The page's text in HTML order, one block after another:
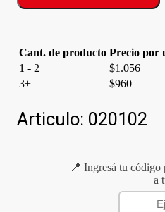
Cant. de producto Precio por
1 - 2
$1.056
3+
$960
Articulo: 020102
📍 Ingresá tu código
a